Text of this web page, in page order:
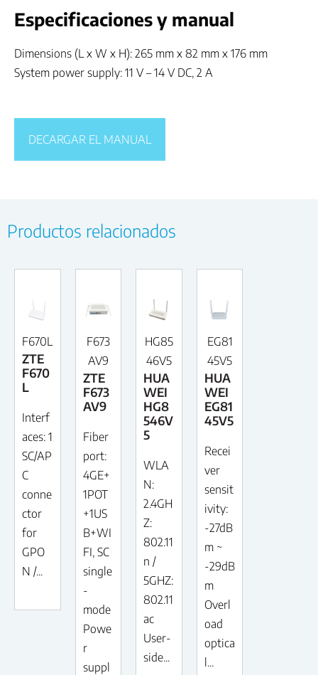
Especificaciones y manual
Dimensions (L x W x H): 265 mm x 82 mm x 176 mm
System power supply: 11 V – 14 V DC, 2 A
DECARGAR EL MANUAL
Productos relacionados
F670L
ZTE
F670
L
Interf
aces: 1
SC/AP
C
conne
ctor
for
GPO
N /...
F673
AV9
ZTE
F673
AV9
Fiber
port:
4GE+
1POT
+1US
B+WI
FI, SC
single
-
mode
Powe
r
suppl
HG85
46V5
HUA
WEI
HG8
546V
5
WLA
N:
2.4GH
Z:
802.11
n /
5GHZ:
802.11
ac
User-
side...
EG81
45V5
HUA
WEI
EG81
45V5
Recei
ver
sensit
ivity:
-27dB
m ~
-29dB
m
Overl
oad
optica
l...